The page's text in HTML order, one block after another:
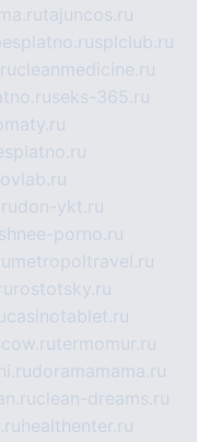
tajuncos.ru
splclub.ru
cleanmedicine.ru
seks-365.ru
don-ykt.ru
porno.ru
metropoltravel.ru
rostotsky.ru
casinotablet.ru
termomur.ru
doramamama.ru
clean-dreams.ru
healthenter.ru